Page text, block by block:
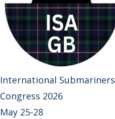
International Submariners
Congress 2026
May 25-28